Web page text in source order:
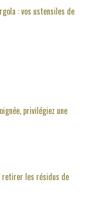
: vos ustensiles de
privilégiez une
retirer les résidus de